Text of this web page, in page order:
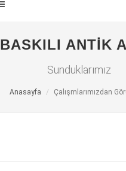
BASKILI ANTIK
Sunduklarımız
Anasayfa Çalışmlarımızdan